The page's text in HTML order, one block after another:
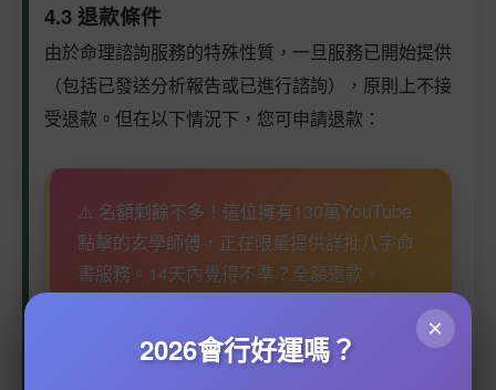
4.3 退款條件
由於命理諮詢服務的特殊性質，一旦服務已開始提供
（包括已發送分析報告或已進行諮詢），原則上不接
受退款。但在以下情況下，您可申請退款：
⚠️ 名額剩餘不多！這位擁有130萬YouTube
點擊的玄學師傅，正在限量提供詳批八字命
書服務。14天內覺得不準？全額退款。
把握最後機會預約 → ×
2026會行好運嗎？